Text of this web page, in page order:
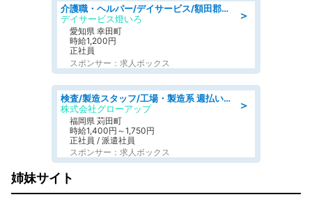
＞
介護職・ヘルパー/デイサービス/額田郡幸田町/JR東海道本線 幸田/愛知県
デイサービス燈いろ
愛知県 幸田町
時給1,200円
正社員
スポンサー：求人ボックス
＞
検査/製造スタッフ/工場・製造系 週払いOK 土日休み プラスチック製品組立 チェック
株式会社グローアップ
福岡県 苅田町
時給1,400円～1,750円
正社員 / 派遣社員
スポンサー：求人ボックス
姉妹サイト